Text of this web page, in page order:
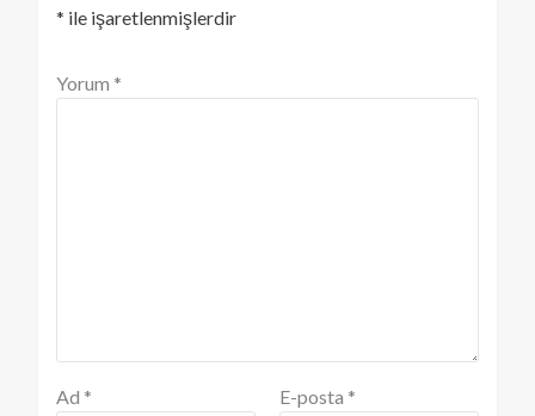
* ile işaretlenmişlerdir
Yorum *
Ad * E-posta *